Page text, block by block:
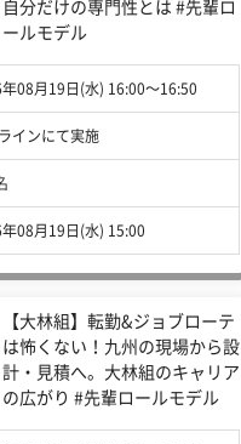
自分だけの専門性とは #先輩ロ
ールモデル
08月19日(水) 16:00〜16:50
インにて実施
08月19日(水) 15:00
【大林組】転勤&ジョブローテ
は怖くない！九州の現場から設
計・見積へ。大林組のキャリア
の広がり #先輩ロールモデル